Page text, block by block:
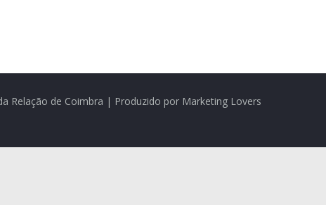
Relação de Coimbra | Produzido por Marketing Lovers